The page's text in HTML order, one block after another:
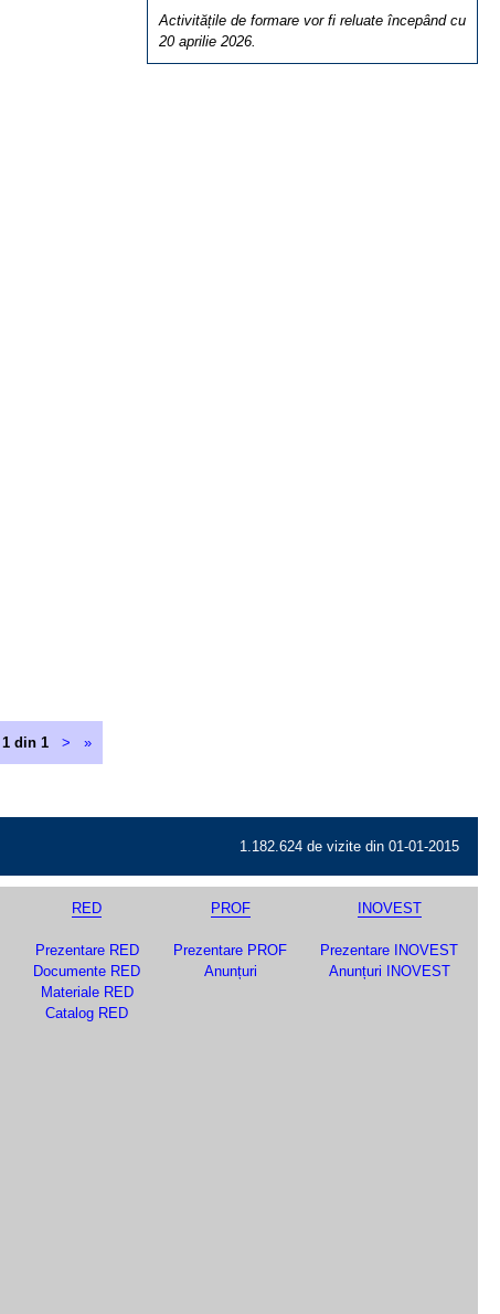
Activitățile de formare vor fi reluate începând cu
20 aprilie 2026.
1 din 1 > »
1.182.624 de vizite din 01-01-2015
RED
Prezentare RED
Documente RED
Materiale RED
Catalog RED
PROF
Prezentare PROF
Anunțuri
INOVEST
Prezentare INOVEST
Anunțuri INOVEST